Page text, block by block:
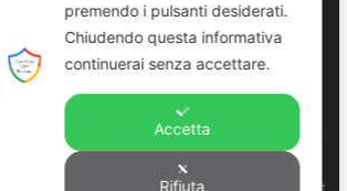
Episodio 3 | Sicurezza urbana: una
reserved to ANVU – Regione Sicilia Privacy e
premendo i pulsanti desiderati.
Chiudendo questa informativa
continuerai senza accettare.
Accetta
Rifiuta